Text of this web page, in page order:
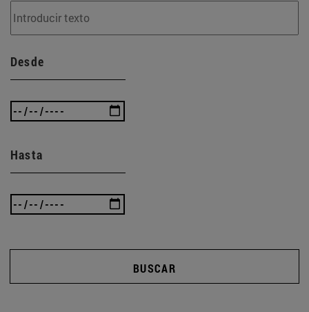
Desde
Hasta
BUSCAR